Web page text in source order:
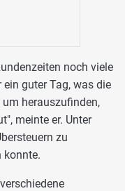
noch viele
guter Tag, was die
herauszufinden,
meinte er. Unter
zu
konnte.